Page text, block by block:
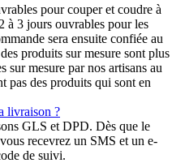
pour couper et coudre à
à 3 jours ouvrables pour les
sera ensuite confiée au
produits sur mesure sont plus
sur mesure par nos artisans au
pas des produits qui sont en
livraison ?
GLS et DPD. Dès que le
recevrez un SMS et un e-
de suivi.